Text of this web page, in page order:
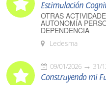
Estimulación
OTRAS
AUTONOMÍA
DEPENDENCIA
Ledesma
09/01/2026 31/
Construyendo mi